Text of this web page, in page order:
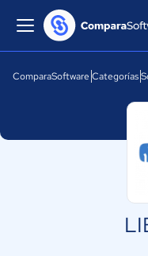
ComparaSoftware Categorías